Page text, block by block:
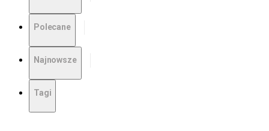
Polecane
Najnowsze
Tagi